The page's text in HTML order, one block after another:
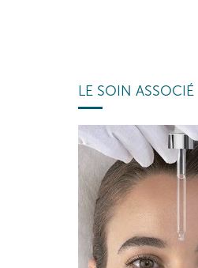
LE SOIN ASSOCIÉ